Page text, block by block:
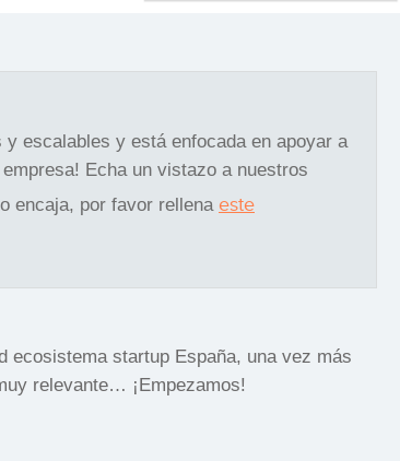
escalables y está enfocada en apoyar a
Echa un vistazo a nuestros
encaja, por favor rellena este
ecosistema startup España, una vez más
relevante… ¡Empezamos!